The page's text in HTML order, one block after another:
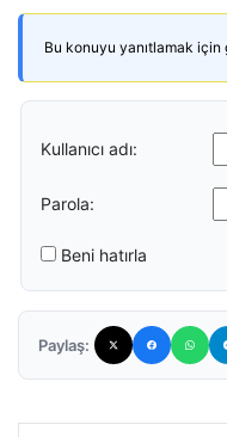
Bu konuyu yanıtlamak için
Kullanıcı adı:
Parola:
Beni hatırla
Paylaş: